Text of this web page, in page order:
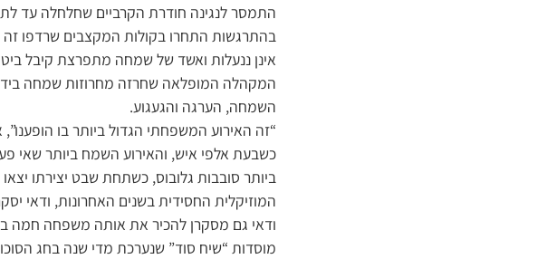
התמסר לנגינה חודרת הקרביים שחלחלה עד
בהתרגשות התחרו בקולות המקצבים שרדפו
אינן ננעלות ואשד של שמחה מתפרצת קיבל
המקהלה המופלאה שחרזה מחרוזות שמחה ביד
השמחה, הערגה והגעגוע.
“זה האירוע המשפחתי הגדול ביותר בו
כשבעת אלפי איש, והאירוע השמח ביותר שאי
ביותר סובבות גלובוס, כשתחת שבט יצירתו
המוזיקלית החסידית בשנים האחרונות, ודאי
ודאי גם מסקרן להכיר את אותה משפחה חמה
מוסדות “שיח סוד” שנערכת מדי שנה בחג